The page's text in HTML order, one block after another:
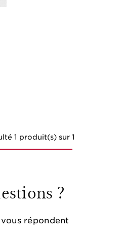
1 produit(s) sur 1
?
répondent